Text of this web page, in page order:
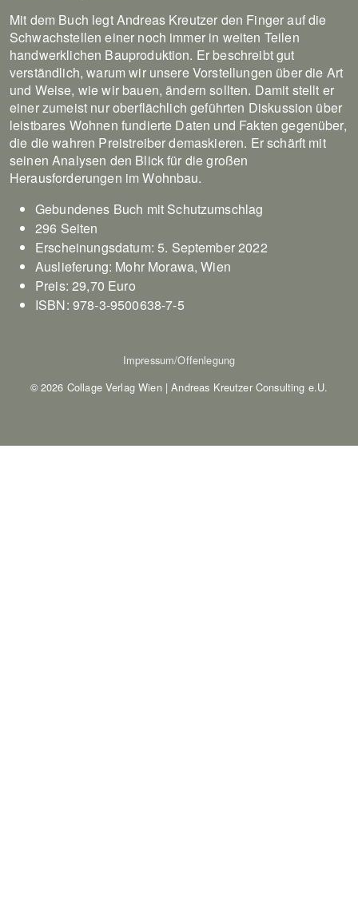
Mit dem Buch legt Andreas Kreutzer den Finger auf die
Schwachstellen einer noch immer in weiten Teilen
handwerklichen Bauproduktion. Er beschreibt gut
verständlich, warum wir unsere Vorstellungen über die Art
und Weise, wie wir bauen, ändern sollten. Damit stellt er
einer zumeist nur oberflächlich geführten Diskussion über
leistbares Wohnen fundierte Daten und Fakten gegenüber,
die die wahren Preistreiber demaskieren. Er schärft mit
seinen Analysen den Blick für die großen
Herausforderungen im Wohnbau.
Gebundenes Buch mit Schutzumschlag
296 Seiten
Erscheinungsdatum: 5. September 2022
Auslieferung: Mohr Morawa, Wien
Preis: 29,70 Euro
ISBN: 978-3-9500638-7-5
© 2026 Collage Verlag Wien | Andreas Kreutzer Consulting e.U.
Impressum/Offenlegung